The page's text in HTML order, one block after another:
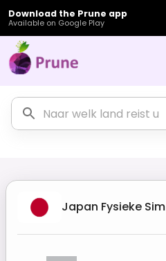
Download the Prune app
Available on Google Play
Japan Fysieke Sim